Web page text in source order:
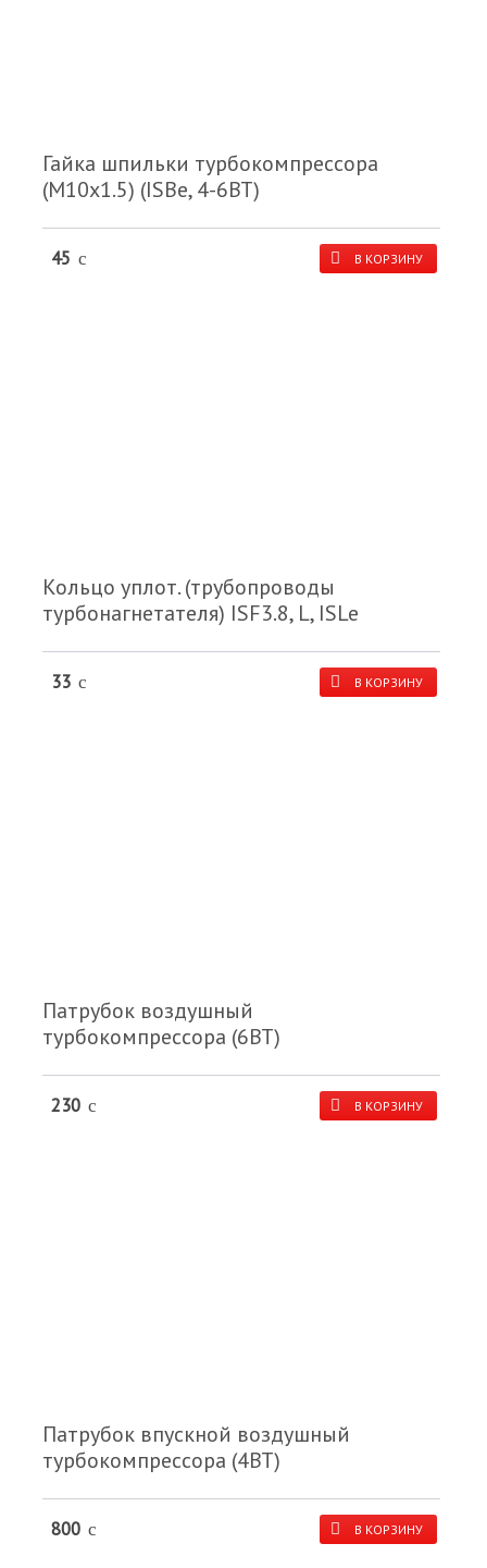
Гайка шпильки турбокомпрессора
(M10x1.5) (ISBe, 4-6ВТ)
45 c В КОРЗИНУ
Кольцо уплот. (трубопроводы
турбонагнетателя) ISF3.8, L, ISLe
33 c В КОРЗИНУ
Патрубок воздушный
турбокомпрессора (6BT)
230 c В КОРЗИНУ
Патрубок впускной воздушный
турбокомпрессора (4ВТ)
800 c В КОРЗИНУ